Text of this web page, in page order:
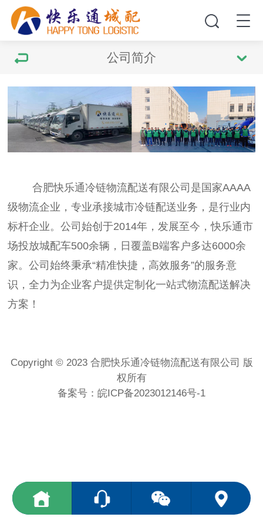
公司简介
合肥快乐通冷链物流配送有限公司是国家AAAA
级物流企业，专业承接城市冷链配送业务，是行业内
标杆企业。公司始创于2014年，发展至今，快乐通市
场投放城配车500余辆，日覆盖B端客户多达6000余
家。公司始终秉承“精准快捷，高效服务”的服务意
识，全力为企业客户提供定制化一站式物流配送解决
方案！
Copyright © 2023 合肥快乐通冷链物流配送有限公司 版
权所有
备案号： 皖ICP备2023012146号-1